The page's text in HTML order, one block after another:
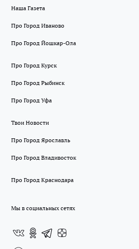
Наша Газета
Про Город Иваново
Про Город Йошкар-Ола
Про Город Курск
Про Город Рыбинск
Про Город Уфа
Твои Новости
Про Город Ярославль
Про Город Владивосток
Про Город Краснодара
Мы в социальных сетях